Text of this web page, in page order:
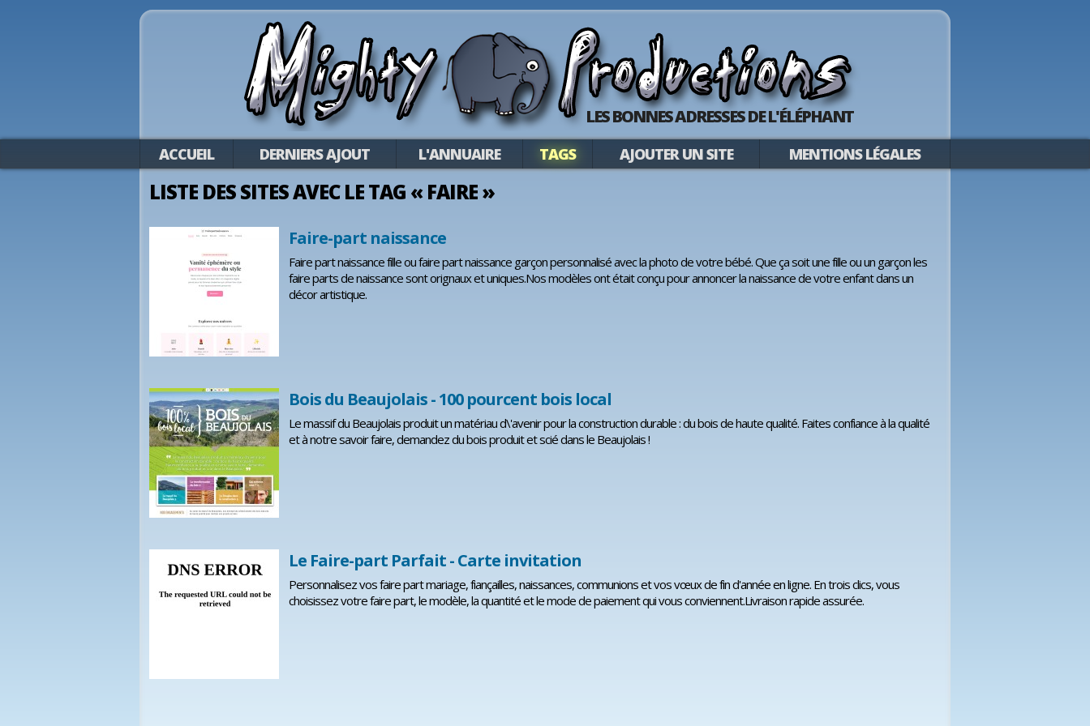
LES BONNES ADRESSES DE L'ÉLÉPHANT
ACCUEIL DERNIERS AJOUT L'ANNUAIRE TAGS AJOUTER UN SITE MENTIONS LÉGALES
LISTE DES SITES AVEC LE TAG « FAIRE »
Faire-part naissance
Faire part naissance fille ou faire part naissance garçon personnalisé avec la photo de votre bébé. Que ça soit une fille ou un garçon les
faire parts de naissance sont orignaux et uniques.Nos modèles ont était conçu pour annoncer la naissance de votre enfant dans un
décor artistique.
Bois du Beaujolais - 100 pourcent bois local
Le massif du Beaujolais produit un matériau d\'avenir pour la construction durable : du bois de haute qualité. Faites confiance à la qualité
et à notre savoir faire, demandez du bois produit et scié dans le Beaujolais !
Le Faire-part Parfait - Carte invitation
Personnalisez vos faire part mariage, fiançailles, naissances, communions et vos vœux de fin d'année en ligne. En trois clics, vous
choisissez votre faire part, le modèle, la quantité et le mode de paiement qui vous conviennent.Livraison rapide assurée.